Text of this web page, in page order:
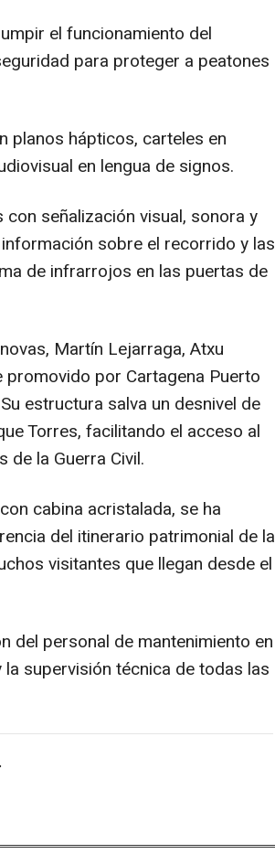
el funcionamiento del
para proteger a peatones
planos hápticos, carteles en
en lengua de signos.
señalización visual, sonora y
sobre el recorrido y las
de infrarrojos en las puertas de
Martín Lejarraga, Atxu
por Cartagena Puerto
estructura salva un desnivel de
Torres, facilitando el acceso al
de la Guerra Civil.
cabina acristalada, se ha
del itinerario patrimonial de la
visitantes que llegan desde el
del personal de mantenimiento en
supervisión técnica de todas las